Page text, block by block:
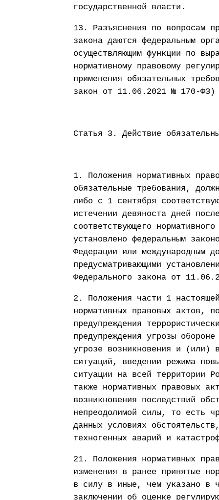
государственной власти.
13. Разъяснения по вопросам
закона даются федеральным
осуществляющим функции по
нормативному правовому
применения обязательных
закон от 11.06.2021 № 170-ФЗ)
Статья 3. Действие
1. Положения нормативных
обязательные требования,
либо с 1 сентября
истечении девяноста дней
соответствующего
установлено федеральным
Федерации или международным
предусматривающими
Федерального закона от
2. Положения части 1
нормативных правовых актов,
предупреждения
предупреждения угрозы
угрозе возникновения и (или)
ситуаций, введении режима
ситуации на всей территории
также нормативных правовых
возникновения последствий
непреодолимой силы, то есть
данных условиях
техногенных аварий и
21. Положения нормативных
изменения в ранее принятые
в силу в иные, чем указано в
заключении об оценке